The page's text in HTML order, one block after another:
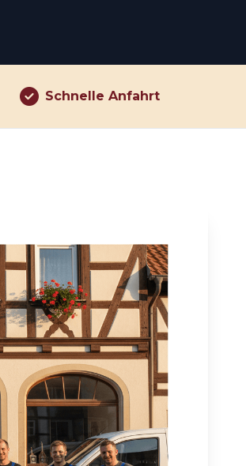
Schnelle Anfahrt